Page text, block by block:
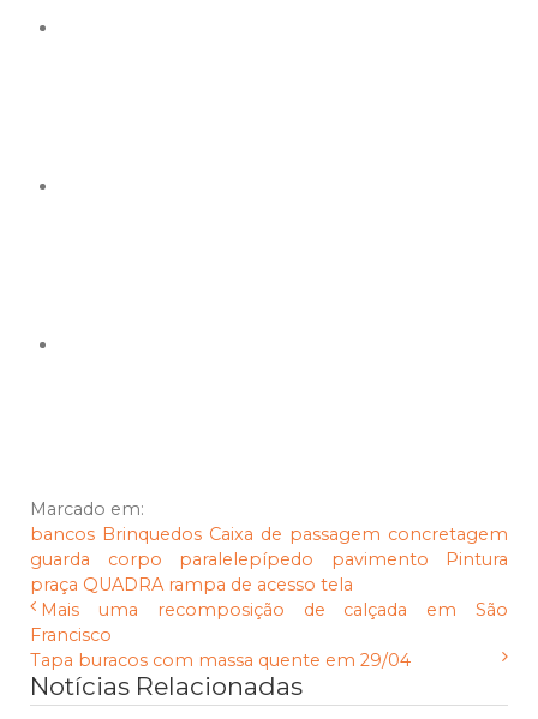
Marcado em:
bancos Brinquedos Caixa de passagem concretagem
guarda corpo
paralelepípedo pavimento
Pintura
praça QUADRA rampa de acesso tela
Mais uma recomposição de calçada em São
Francisco
Tapa buracos com massa quente em 29/04
Notícias Relacionadas